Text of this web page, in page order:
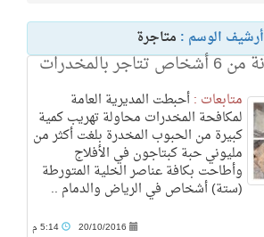
أرشيف الوسم : متاجرة
ضبط خلية مكونة من 6 أشخاص تتاجر بالمخدرات
متابعات :أحبطت المديرية العامة
لمكافحة المخدرات محاولة تهريب كمية
كبيرة من الحبوب المخدرة بلغت أكثر من
مليوني حبة كبتاجون في الأفلاج
وأطاحت بكافة عناصر الخلية المتورطة
(ستة) أشخاص في الرياض والدمام ..
20/10/2016